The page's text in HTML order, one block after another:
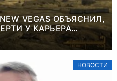
VEGAS ОБЪЯСНИЛ,
У КАРЬЕРА
ВАМ ГОЛОВУ
НОВОСТИ